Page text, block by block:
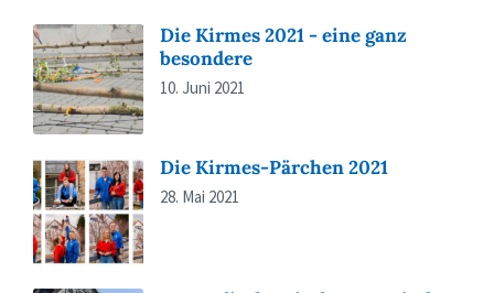
Die Kirmes 2021 - eine ganz
besondere
10. Juni 2021
Die Kirmes-Pärchen 2021
28. Mai 2021